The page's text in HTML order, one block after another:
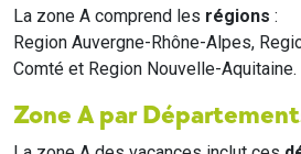
La zone A comprend les régions :
Region Auvergne-Rhône-Alpes,
Comté et Region Nouvelle-Aquitaine.
Zone A par